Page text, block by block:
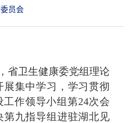
员会
省卫生健康委党组理论
展集中学习，学习贯彻
工作领导小组第24次会
第九指导组进驻湖北见